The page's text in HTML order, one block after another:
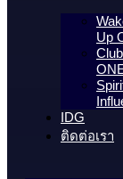
Up
IDG
ติดต่อเรา